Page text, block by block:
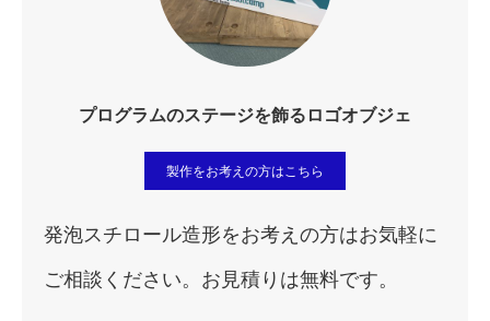
プログラムのステージを飾るロゴオブジェ
製作をお考えの方はこちら
発泡スチロール造形をお考えの方はお気軽に
ご相談ください。お見積りは無料です。